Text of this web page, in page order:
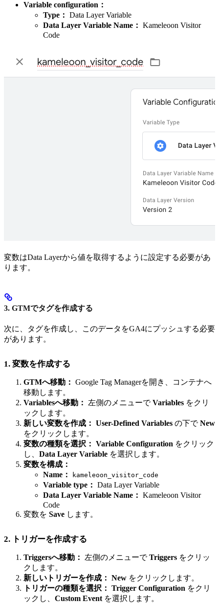
Variable configuration：
Type： Data Layer Variable
Data Layer Variable Name： Kameleoon Visitor
Code
変数はData Layerから値を取得するように設定する必要があ
ります。
3. GTMでタグを作成する
次に、タグを作成し、このデータをGA4にプッシュする必要
があります。
1. 変数を作成する
GTMへ移動： Google Tag Managerを開き、コンテナへ
移動します。
Variablesへ移動：
左側のメニューでVariables をクリ
ックします。
新しい変数を作成： User-Defined Variables の下でNew
をクリックします。
変数の種類を選択： Variable Configuration をクリック
し、 Data Layer Variable を選択します。
変数を構成：
Name：
kameleoon_visitor_code
Variable type： Data Layer Variable
Data Layer Variable Name： Kameleoon Visitor
Code
変数を Save します。
2. トリガーを作成する
Triggersへ移動： 左側のメニューでTriggers をクリッ
クします。
新しいトリガーを作成： New をクリックします。
トリガーの種類を選択： Trigger Configuration をクリ
ックし、 Custom Event を選択します。